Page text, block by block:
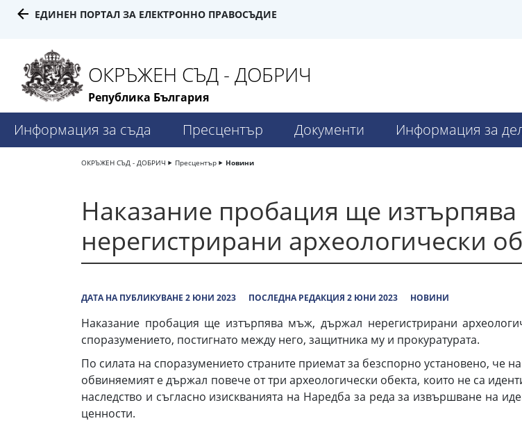
ЕДИНЕН ПОРТАЛ ЗА ЕЛЕКТРОННО ПРАВОСЪДИЕ
ОКРЪЖЕН СЪД - ДОБРИЧ
Република България
Информация за съда Пресцентър Документи Информация за
ОКРЪЖЕН СЪД - ДОБРИЧ Пресцентър Новини
Наказание пробация ще
нерегистрирани археологически
ДАТА НА ПУБЛИКУВАНЕ 2 ЮНИ 2023 ПОСЛЕДНА РЕДАКЦИЯ 2 ЮНИ 2023 НОВИНИ
Наказание пробация ще изтърпява мъж, държал нерегистрирани
споразумението, постигнато между него, защитника му и прокуратурата.
По силата на споразумението страните приемат за безспорно установено, че
обвиняемият е държал повече от три археологически обекта, които не са
наследство и съгласно изискванията на Наредба за реда за извършване на
ценности.